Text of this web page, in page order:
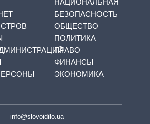
НАЦИОНАЛЬНАЯ
БЕЗОПАСНОСТЬ
ОБЩЕСТВО
ПОЛИТИКА
ПРАВО
ФИНАНСЫ
ЭКОНОМИКА
info@slovoidilo.ua